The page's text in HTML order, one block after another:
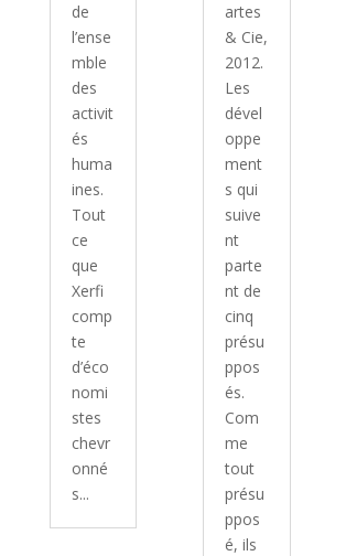
de
l’ense
mble
des
activit
és
huma
ines.
Tout
ce
que
Xerfi
comp
te
d’éco
nomi
stes
chevr
onné
s...
artes
& Cie,
2012.
Les
dével
oppe
ment
s qui
suive
nt
parte
nt de
cinq
présu
ppos
és.
Com
me
tout
présu
ppos
é, ils